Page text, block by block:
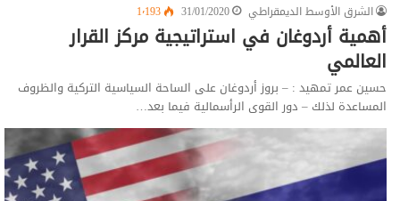
الشرق الأوسط الديمقراطي 31/01/2020 1٬193
أهمية أردوغان في استراتيجية مركز القرار
العالمي
حسين عمر تمهيد : – بروز أردوغان على الساحة السياسية التركية والظروف
المساعدة لذلك – دور القوى الرأسمالية فيما بعد…